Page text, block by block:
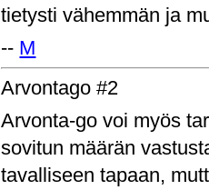
tietysti vähemmän ja
-- M
Arvontago #2
Arvonta-go voi myös
sovitun määrän
tavalliseen tapaan,